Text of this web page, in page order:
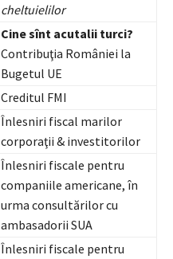
cheltuielilor
Cine sînt acutalii turci?
Contribuţia României la
Bugetul UE
Creditul FMI
Înlesniri fiscal marilor
corporaţii & investitorilor
Înlesniri fiscale pentru
companiile americane, în
urma consultărilor cu
ambasadorii SUA
Înlesniri fiscale pentru